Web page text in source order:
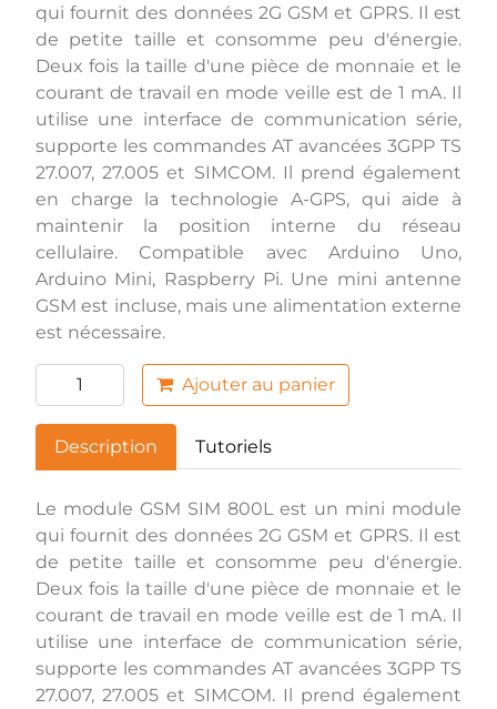
qui fournit des données 2G GSM et GPRS. Il est
de petite taille et consomme peu d'énergie.
Deux fois la taille d'une pièce de monnaie et le
courant de travail en mode veille est de 1 mA. Il
utilise une interface de communication série,
supporte les commandes AT avancées 3GPP TS
27.007, 27.005 et SIMCOM. Il prend également
en charge la technologie A-GPS, qui aide à
maintenir la position interne du réseau
cellulaire. Compatible avec Arduino Uno,
Arduino Mini, Raspberry Pi. Une mini antenne
GSM est incluse, mais une alimentation externe
est nécessaire.
Ajouter au panier
Description Tutoriels
Le module GSM SIM 800L est un mini module
qui fournit des données 2G GSM et GPRS. Il est
de petite taille et consomme peu d'énergie.
Deux fois la taille d'une pièce de monnaie et le
courant de travail en mode veille est de 1 mA. Il
utilise une interface de communication série,
supporte les commandes AT avancées 3GPP TS
27.007, 27.005 et SIMCOM. Il prend également